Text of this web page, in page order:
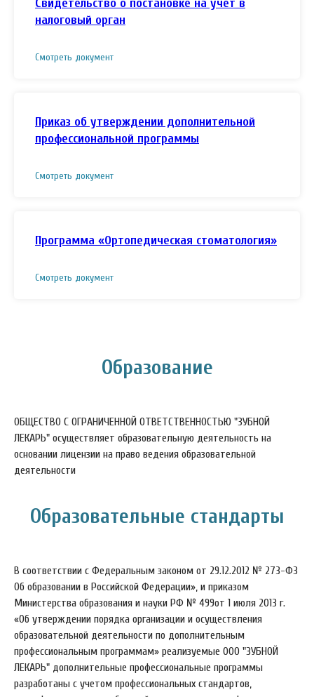
Свидетельство о постановке на учет в
налоговый орган
Смотреть документ
Приказ об утверждении дополнительной
профессиональной программы
Смотреть документ
Программа «Ортопедическая стоматология»
Смотреть документ
Образование
ОБЩЕСТВО С ОГРАНИЧЕННОЙ ОТВЕТСТВЕННОСТЬЮ "ЗУБНОЙ
ЛЕКАРЬ" осуществляет образовательную деятельность на
основании лицензии на право ведения образовательной
деятельности
Образовательные стандарты
В соответствии с Федеральным законом от 29.12.2012 № 273-ФЗ
Об образовании в Российской Федерации», и приказом
Министерства образования и науки РФ № 499от 1 июля 2013 г.
«Об утверждении порядка организации и осуществления
образовательной деятельности по дополнительным
профессиональным программам» реализуемые ООО "ЗУБНОЙ
ЛЕКАРЬ" дополнительные профессиональные программы
разработаны с учетом профессиональных стандартов,